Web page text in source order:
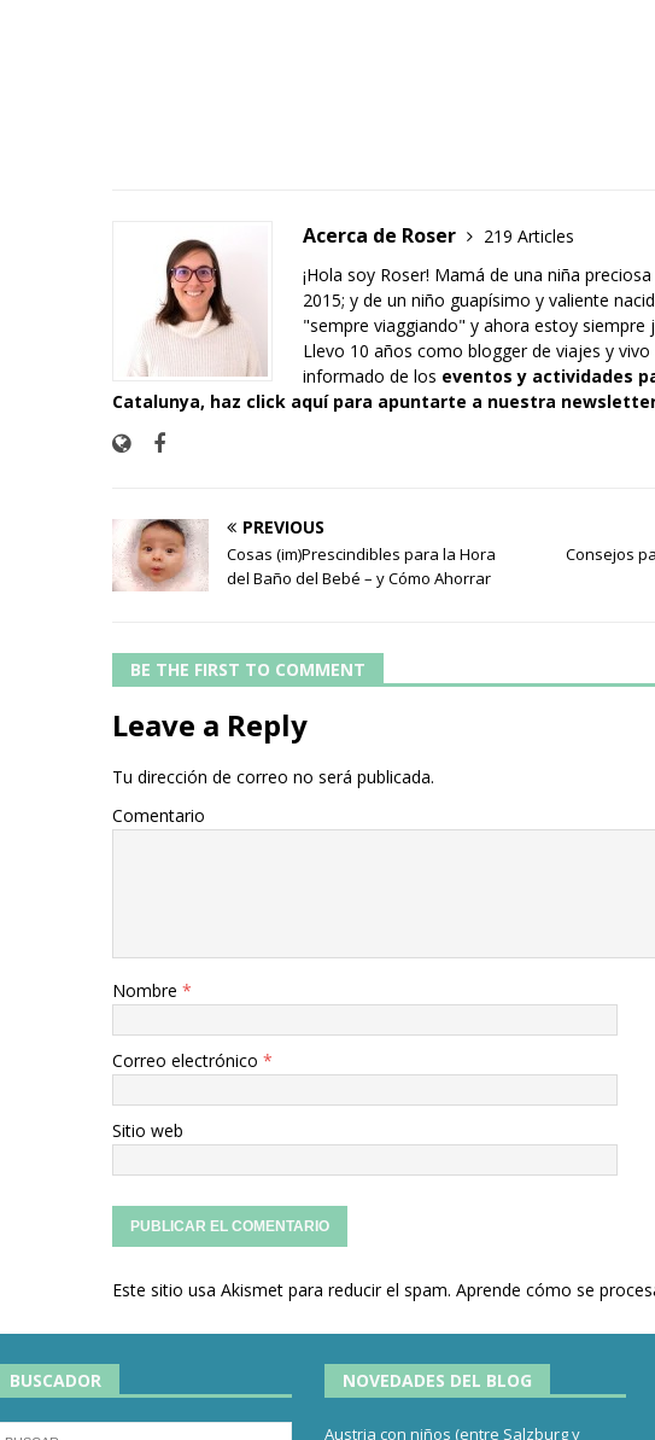
Acerca de Roser
219 Articles
¡Hola soy Roser! Mamá de una niña
2015; y de un niño guapísimo y valiente
"sempre viaggiando" y ahora estoy siempre
Llevo 10 años como blogger de viajes y
informado de los eventos y actividades
Catalunya, haz click aquí para apuntarte a nuestra
PREVIOUS
Cosas (im)Prescindibles para la Hora
del Baño del Bebé – y Cómo Ahorrar
Consejos
BE THE FIRST TO COMMENT
Leave a Reply
Tu dirección de correo no será publicada.
Comentario
Nombre *
Correo electrónico *
Sitio web
Este sitio usa Akismet para reducir el spam. Aprende cómo se
BUSCADOR NOVEDADES DEL BLOG
Austria con niños (entre Salzburg y